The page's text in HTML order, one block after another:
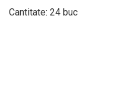
Cantitate: 24 buc